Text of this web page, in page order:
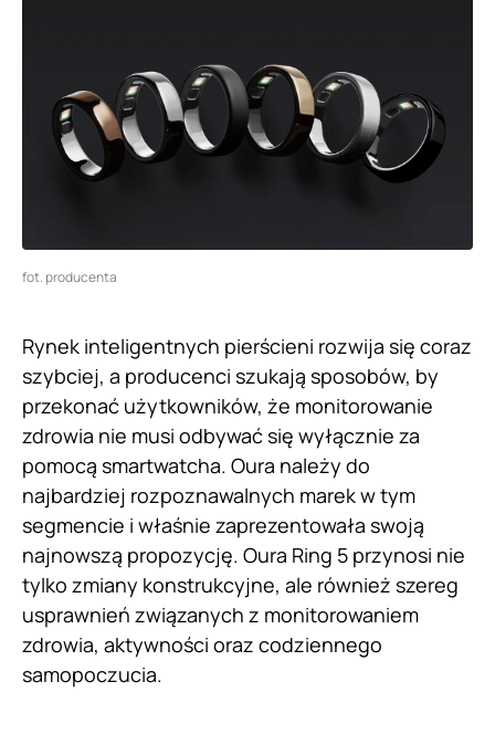
fot. producenta
Rynek inteligentnych pierścieni rozwija się coraz
szybciej, a producenci szukają sposobów, by
przekonać użytkowników, że monitorowanie
zdrowia nie musi odbywać się wyłącznie za
pomocą smartwatcha. Oura należy do
najbardziej rozpoznawalnych marek w tym
segmencie i właśnie zaprezentowała swoją
najnowszą propozycję. Oura Ring 5 przynosi nie
tylko zmiany konstrukcyjne, ale również szereg
usprawnień związanych z monitorowaniem
zdrowia, aktywności oraz codziennego
samopoczucia.